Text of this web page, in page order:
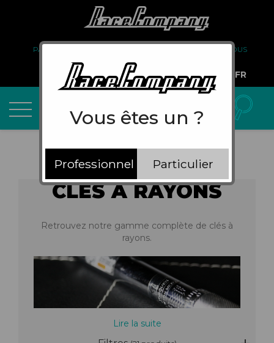
PARTENARIAT
À PROPOS DE NOUS
COMPTE PRO
FR
CLÉS À RAYONS
Retrouvez notre gamme complète de clés à
rayons.
Lire la suite
Vous êtes un ?
Professionnel Particulier